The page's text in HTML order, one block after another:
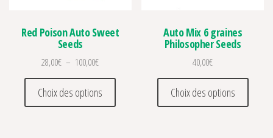
Red Poison Auto Sweet
Seeds
28,00€ – 100,00€Plage de prix : 28,00€ à 100,00€
Choix des options
Ce produit a plusieurs variations. Les
Auto Mix 6 graines
Philosopher Seeds
40,00€
Choix des options
Ce